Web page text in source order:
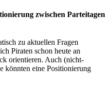
zwischen Parteitagen
zu aktuellen Fragen
Piraten schon heute an
orientieren. Auch (nicht-
könnten eine Positionierung